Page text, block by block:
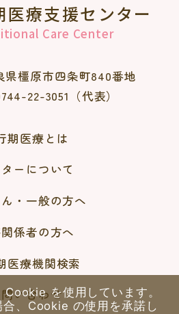
療支援センター
Care Center
県橿原市四条町840番地
22-3051（代表）
期医療とは
ーについて
・一般の方へ
係者の方へ
医療機関検索
い合わせを使用しています。
合、Cookie の使用を承諾し